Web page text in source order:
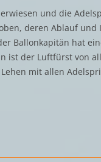
und die
deren Ablauf
Ballonkapitän hat
ist der Luftfürst von
mit allen